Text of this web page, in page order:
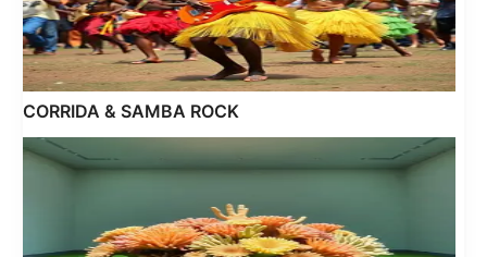
CORRIDA & SAMBA ROCK